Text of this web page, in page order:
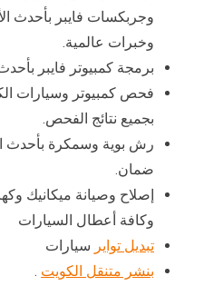
وجربكسات فايبر بأحدث
وخبرات عالمية.
برمجة كمبيوتر فايبر
فحص كمبيوتر وسيارات
بجميع نتائج الفحص.
رش بوية وسمكرة بأحدث
ضمان.
إصلاح وصيانة ميكانيك
وكافة أعطال السيارات
تبديل تواير سيارات
بنشر متنقل الكويت .